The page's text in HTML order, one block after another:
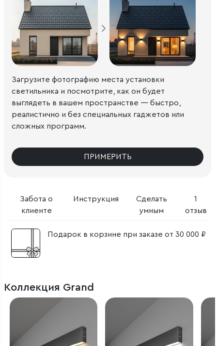
Забота о
клиенте
Инструкция
Сделать
умным
1
отзыв
Подарок в корзине при заказе от 30 000 ₽
Загрузите фотографию места установки
светильника и посмотрите, как он будет
выглядеть в вашем пространстве — быстро,
реалистично и без специальных гаджетов или
сложных программ.
ПРИМЕРИТЬ
Коллекция Grand